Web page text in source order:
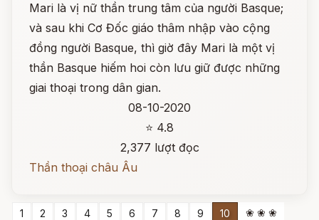
Mari là vị nữ thần trung tâm của người Basque;
và sau khi Cơ Đốc giáo thâm nhập vào cộng
đồng người Basque, thì giờ đây Mari là một vị
thần Basque hiếm hoi còn lưu giữ được những
giai thoại trong dân gian.
08-10-2020
⭐ 4.8
2,377 lượt đọc
Thần thoại châu Âu
1 2 3 4 5 6 7 8 9 10
❀ ❀ ❀